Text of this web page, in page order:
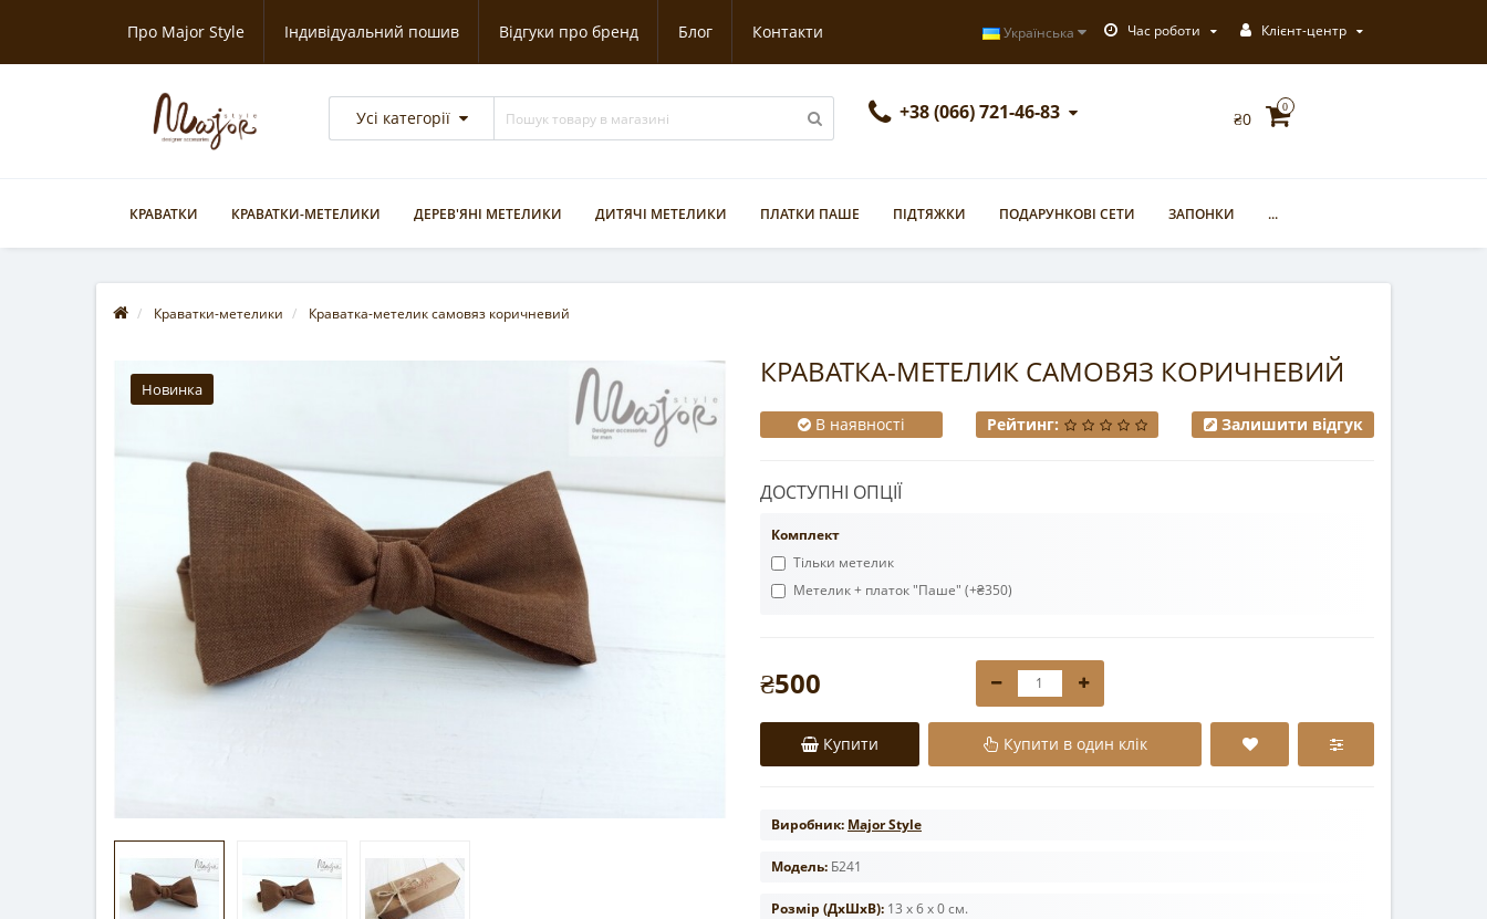
Про Major Style Індивідуальний пошив Відгуки про бренд Блог Контакти Українська Час роботи Клієнт-центр
Усі категорії +38 (066) 721-46-83 ₴0
0
КРАВАТКИ КРАВАТКИ-МЕТЕЛИКИ ДЕРЕВ'ЯНІ МЕТЕЛИКИ ДИТЯЧІ МЕТЕЛИКИ ПЛАТКИ ПАШЕ ПІДТЯЖКИ ПОДАРУНКОВІ СЕТИ ЗАПОНКИ ...
Краватки-метелики Краватка-метелик самовяз коричневий
Новинка КРАВАТКА-МЕТЕЛИК САМОВЯЗ КОРИЧНЕВИЙ
В наявності Рейтинг: Залишити відгук
ДОСТУПНІ ОПЦІЇ
Комплект
Тільки метелик
Метелик + платок "Паше" (+₴350)
₴500
Купити Купити в один клік
Виробник: Major Style
Модель: Б241
Розмір (ДxШxВ): 13 x 6 x 0 см.